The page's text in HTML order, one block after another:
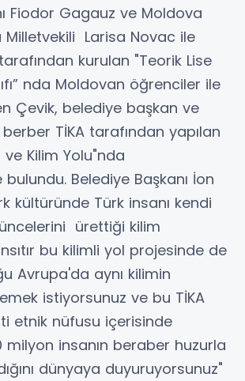
Fiodor Gagauz ve Moldova
Milletvekili Larisa Novac ile
kurulan "Teorik Lise
nda Moldovan öğrenciler ile
Çevik, belediye başkan ve
TİKA tarafından yapılan
ve Kilim Yolu"nda
Belediye Başkanı İon
kültüründe Türk insanı kendi
ürettiği kilim
bu kilimli yol projesinde de
Avrupa'da aynı kilimin
istiyorsunuz ve bu TİKA
etnik nüfusu içerisinde
milyon insanın beraber huzurla
dünyaya duyuruyorsunuz"